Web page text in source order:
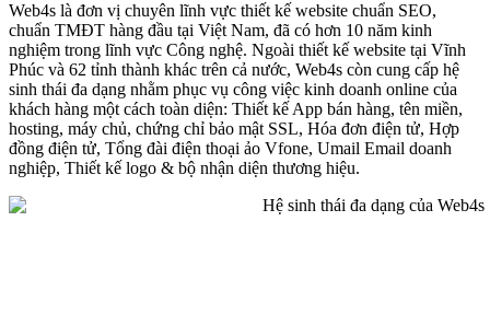
Web4s là đơn vị chuyên lĩnh vực thiết kế website chuẩn SEO,
chuẩn TMĐT hàng đầu tại Việt Nam, đã có hơn 10 năm kinh
nghiệm trong lĩnh vực Công nghệ. Ngoài thiết kế website tại Vĩnh
Phúc và 62 tỉnh thành khác trên cả nước, Web4s còn cung cấp hệ
sinh thái đa dạng nhằm phục vụ công việc kinh doanh online của
khách hàng một cách toàn diện: Thiết kế App bán hàng, tên miền,
hosting, máy chủ, chứng chỉ bảo mật SSL, Hóa đơn điện tử, Hợp
đồng điện tử, Tổng đài điện thoại ảo Vfone, Umail Email doanh
nghiệp, Thiết kế logo & bộ nhận diện thương hiệu.